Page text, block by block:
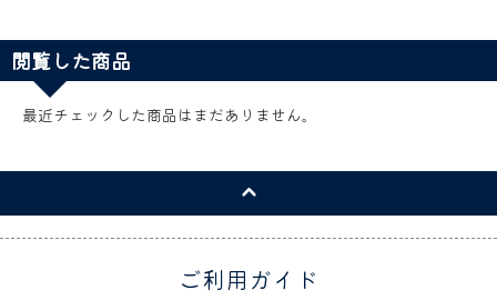
閲覧した商品
最近チェックした商品はまだありません。
ご利用ガイド